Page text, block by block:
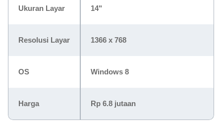
Ukuran Layar 14"
Resolusi Layar 1366 x 768
OS Windows 8
Harga Rp 6.8 jutaan